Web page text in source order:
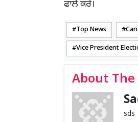
ਫਾਲੋ ਕਰੋ।
Top News
Vice President
About
sds